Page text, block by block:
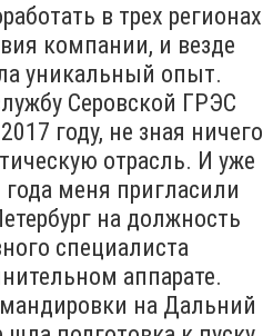
в трех регионах
компании, и везде
уникальный опыт.
Серовской ГРЭС
году, не зная ничего
отрасль. И уже
года меня пригласили
на должность
специалиста
аппарате.
на Дальний